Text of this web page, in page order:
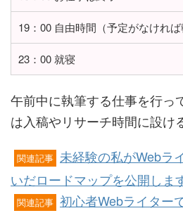
19：00 自由時間（予定がなければ
23：00 就寝
午前中に執筆する仕事を行っ
は入稿やリサーチ時間に設け
関連記事 未経験の私がWebラ
いだロードマップを公開しま
関連記事 初心者Webライター